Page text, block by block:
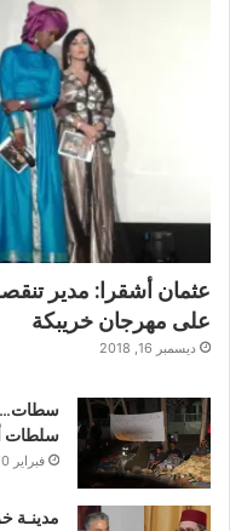
عثمان أشقرا: مدير
على مهرجان خريبكة
ديسمبر 16, 2018
سلطات
فبراير 10, 2019
مدينـة